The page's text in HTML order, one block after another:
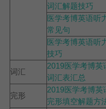
词汇解题技巧
医学考博英语听
常见句
医学考博英语听
技巧
词汇
2019医学考博英
词汇表汇总
完形
2019医学考博英
完形填空解题方